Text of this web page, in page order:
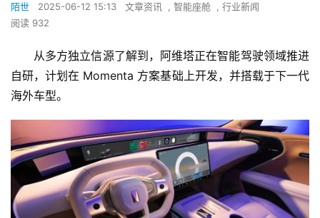
陌世 2025-06-12 15:13 文章资讯 , 智能座舱 , 行业新闻
阅读 932
从多方独立信源了解到， 阿维塔正在智能驾驶领域推进
自研，计划在 Momenta 方案基础上开发，并搭载于下一代
海外车型。